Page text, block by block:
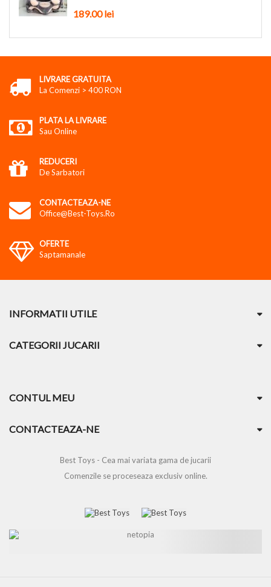
189.00 lei
LIVRARE GRATUITA
La Comenzi > 400 RON
PLATA LA LIVRARE
Sau Online
REDUCERI
De Sarbatori
CONTACTEAZA-NE
Office@best-Toys.ro
OFERTE
Saptamanale
INFORMATII UTILE
CATEGORII JUCARII
CONTUL MEU
CONTACTEAZA-NE
Best Toys - Cea mai variata gama de jucarii
Comenzile se proceseaza exclusiv online.